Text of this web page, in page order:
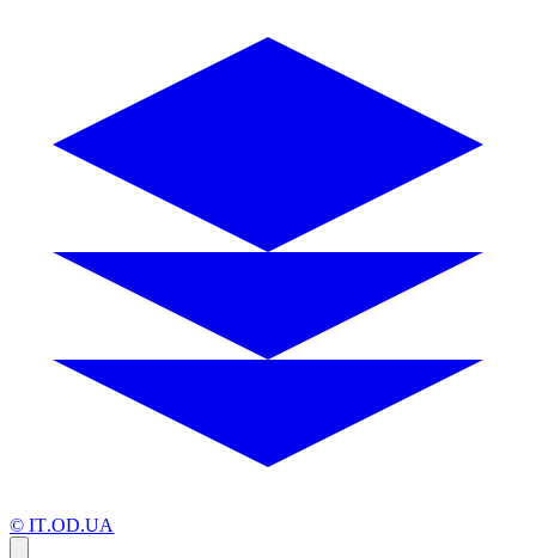
© IT.OD.UA